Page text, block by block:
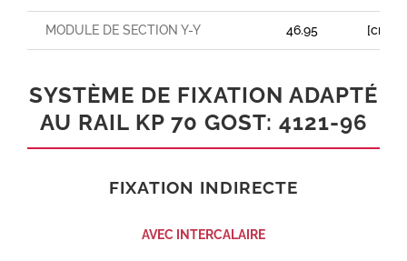
MODULE DE SECTION Y-Y 46.95 [cm³]
SYSTÈME DE FIXATION ADAPTÉ
AU RAIL KP 70 GOST: 4121-96
FIXATION INDIRECTE
AVEC INTERCALAIRE